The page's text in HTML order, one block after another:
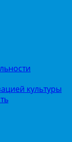
культуры